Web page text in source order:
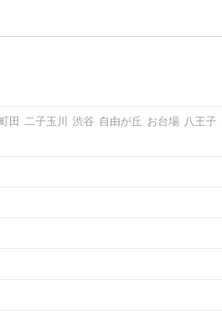
田 二子玉川 渋谷 自由が丘 お台場 八王子